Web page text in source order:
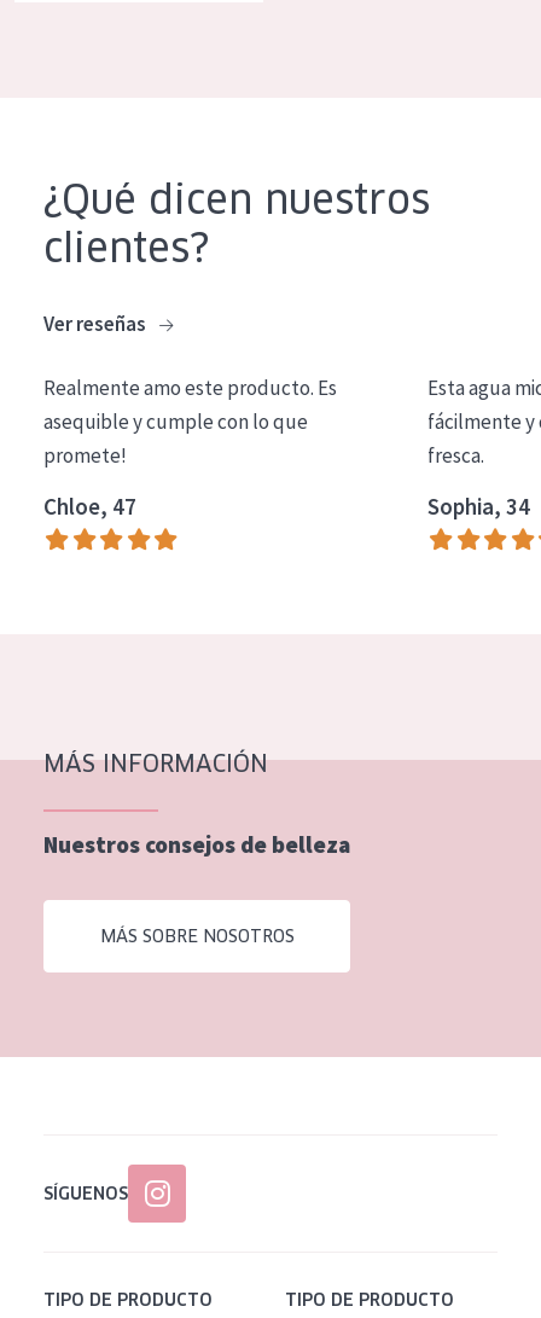
TIPO DE PIEL
Piel normal y seca
Piel madura
Piel expuesta al sol
Piel menopáusica
¿Qué dicen nuestros
clientes?
Ver reseñas
Realmente amo este producto. Es
asequible y cumple con lo que
promete!
Chloe, 47
Esta agua
fácilmente y
fresca.
Sophia, 34
MÁS INFORMACIÓN
Nuestros consejos de belleza
MÁS SOBRE NOSOTROS
SÍGUENOS
TIPO DE PRODUCTO TIPO DE PRODUCTO